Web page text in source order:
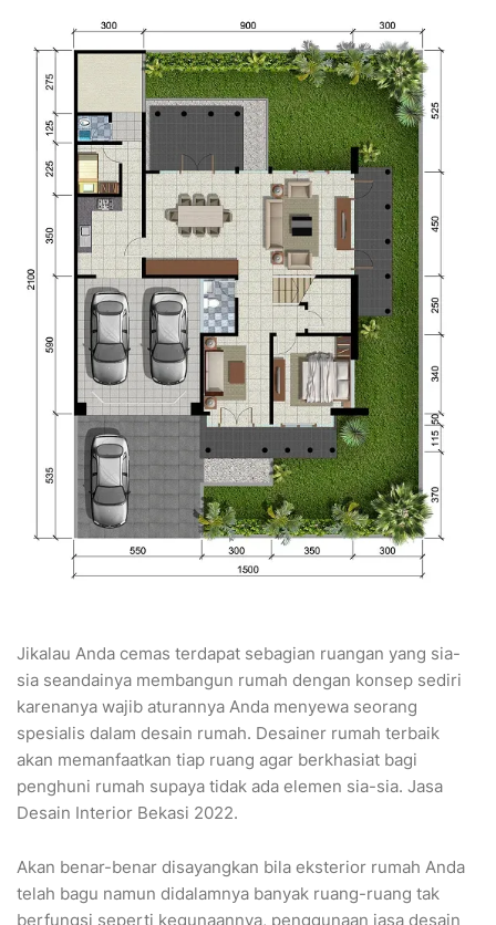
Jikalau Anda cemas terdapat sebagian ruangan yang sia-
sia seandainya membangun rumah dengan konsep sediri
karenanya wajib aturannya Anda menyewa seorang
spesialis dalam desain rumah. Desainer rumah terbaik
akan memanfaatkan tiap ruang agar berkhasiat bagi
penghuni rumah supaya tidak ada elemen sia-sia. Jasa
Desain Interior Bekasi 2022.
Akan benar-benar disayangkan bila eksterior rumah Anda
telah bagu namun didalamnya banyak ruang-ruang tak
berfungsi seperti kegunaannya, penggunaan jasa desain